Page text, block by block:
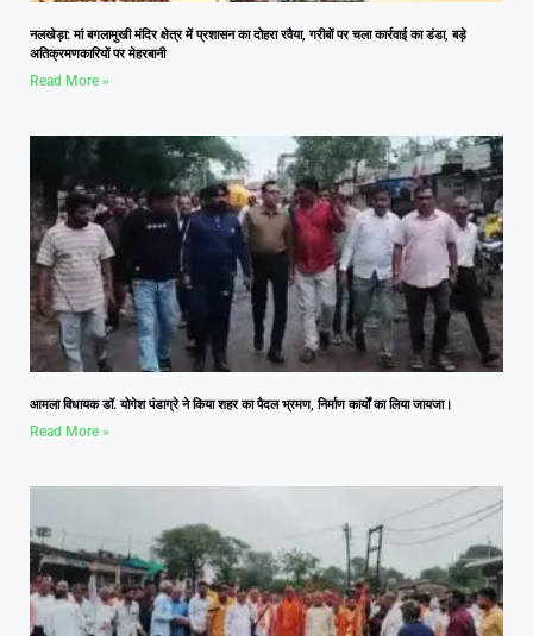
नलखेड़ा: मां बगलामुखी मंदिर क्षेत्र में प्रशासन का दोहरा रवैया, गरीबों पर चला कार्रवाई का डंडा, बड़े
अतिक्रमणकारियों पर मेहरबानी
Read More »
आमला विधायक डॉ. योगेश पंडाग्रे ने किया शहर का पैदल भ्रमण, निर्माण कार्यों का लिया जायजा।
Read More »